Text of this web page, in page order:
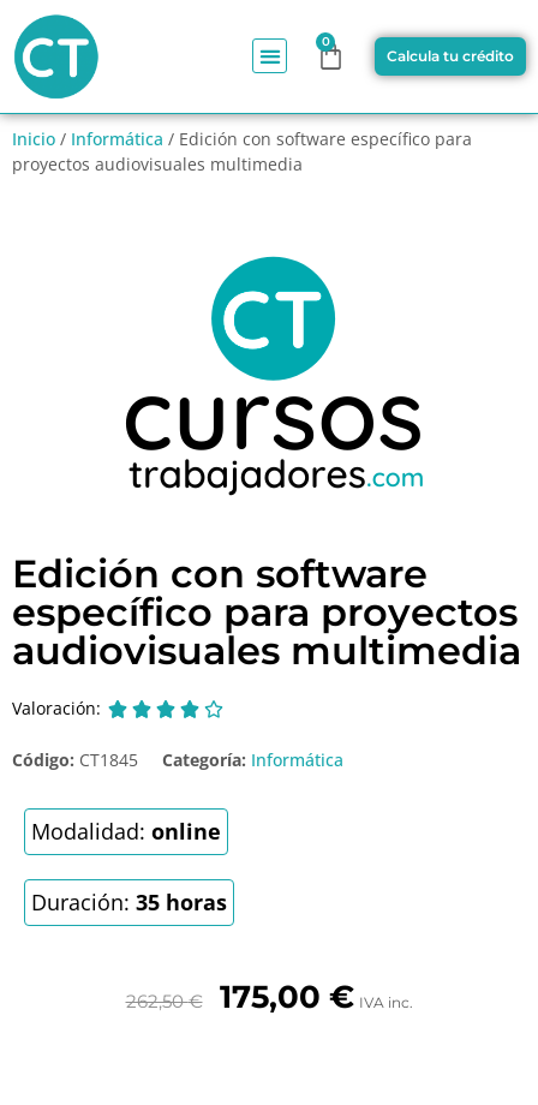
0
Calcula tu crédito
Inicio / Informática / Edición con software específico para
proyectos audiovisuales multimedia
Edición con software
específico para proyectos
audiovisuales multimedia
Valoración:     
Código: CT1845 Categoría: Informática
Modalidad: online
Duración: 35 horas
262,50€ 175,00 € IVA inc.